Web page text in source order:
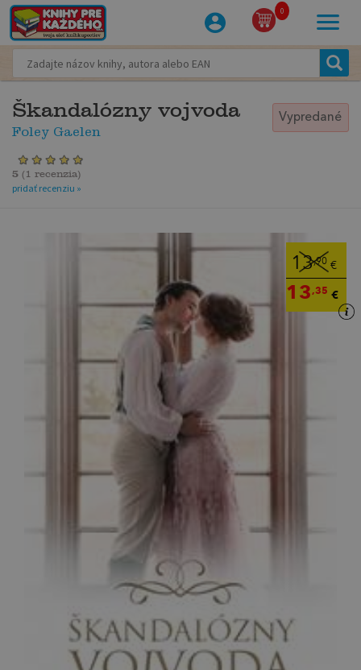
0
Škandalózny vojvoda
Foley Gaelen
Vypredané
5 ( 1 recenzia)
pridať recenziu »
13,90 €
13,35 €